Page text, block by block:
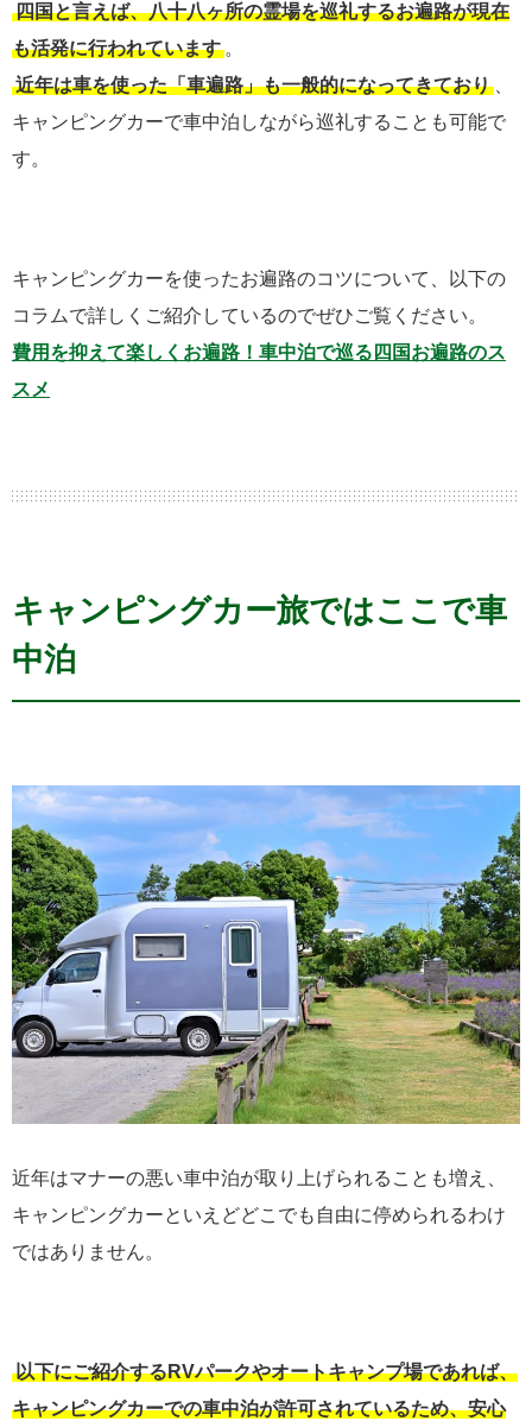
四国と言えば、八十八ヶ所の霊場を巡礼するお遍路が現在
も活発に行われています 。
近年は車を使った「車遍路」も一般的になってきており
キャンピングカーで車中泊しながら巡礼することも可能で
す。
キャンピングカーを使ったお遍路のコツについて、以下の
コラムで詳しくご紹介しているのでぜひご覧ください。
費用を抑えて楽しくお遍路！車中泊で巡る四国お遍路のス
スメ
キャンピングカー旅ではここで車
中泊
近年はマナーの悪い車中泊が取り上げられることも増え、
キャンピングカーといえどどこでも自由に停められるわけ
ではありません。
以下にご紹介するRVパークやオートキャンプ場であれば、
キャンピングカーでの車中泊が許可されているため、安心